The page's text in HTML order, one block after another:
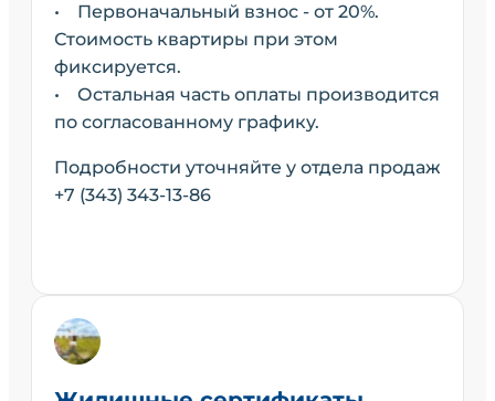
• Первоначальный взнос - от 20%.
Стоимость квартиры при этом
фиксируется.
• Остальная часть оплаты производится
по согласованному графику.
Подробности уточняйте у отдела продаж
+7 (343) 343-13-86